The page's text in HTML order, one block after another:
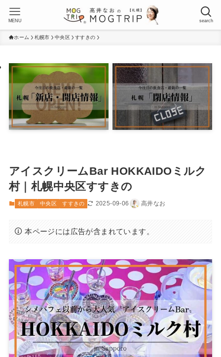
search
MENU
ホーム 札幌市 中央区 すすきの
アイスクリームBar HOKKAIDOミルク
村｜札幌中央区すすきの
札幌市 中央区 すすきの 2025-09-06 高井なお
本ページには広告が含まれています。